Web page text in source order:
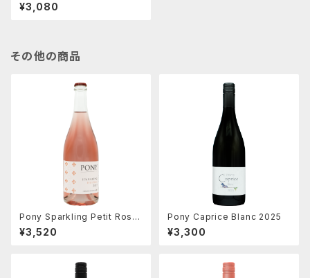
¥3,080
その他の商品
Pony Sparkling Petit Rosē
2025
¥3,520
Pony Caprice Blanc 2025
¥3,300